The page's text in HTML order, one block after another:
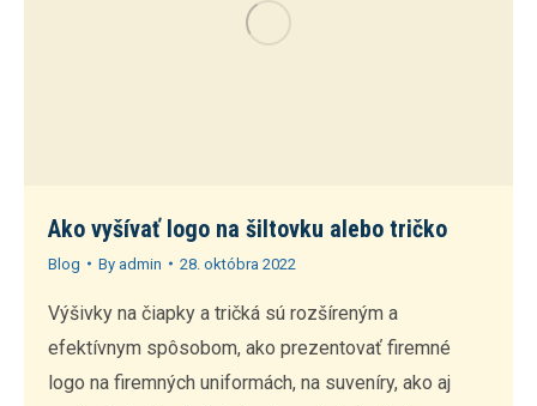
Ako vyšívať logo na šiltovku alebo tričko
Blog By admin 28. októbra 2022
Výšivky na čiapky a tričká sú rozšíreným a
efektívnym spôsobom, ako prezentovať firemné
logo na firemných uniformách, na suveníry, ako aj